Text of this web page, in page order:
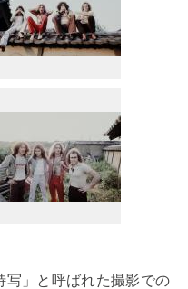
写」と呼ばれた撮影での